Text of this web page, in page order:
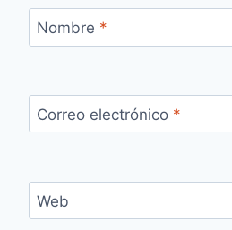
Nombre *
Correo electrónico *
Web